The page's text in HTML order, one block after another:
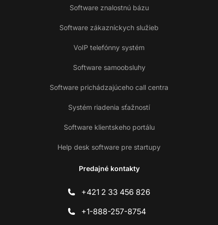
Software znalostnú bázu
Software zákazníckych služieb
VoIP telefónny systém
Software samoobsluhy
Software prichádzajúceho call centra
Systém riadenia sťažností
Software klientskeho portálu
Help desk software pre startupy
Predajné kontakty
+421 2 33 456 826
+1-888-257-8754